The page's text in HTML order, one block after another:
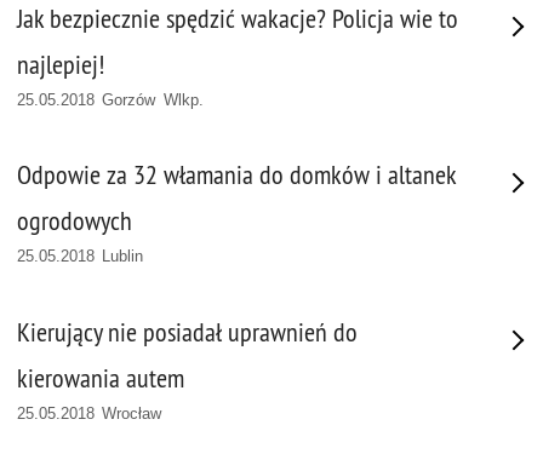
Jak bezpiecznie spędzić wakacje? Policja wie to
najlepiej!
25.05.2018 Gorzów Wlkp.
Odpowie za 32 włamania do domków i altanek
ogrodowych
25.05.2018 Lublin
Kierujący nie posiadał uprawnień do
kierowania autem
25.05.2018 Wrocław